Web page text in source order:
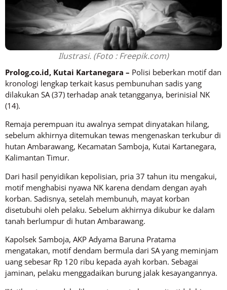
Ilustrasi. (Foto : Freepik.com)
Prolog.co.id, Kutai Kartanegara – Polisi beberkan motif dan
kronologi lengkap terkait kasus pembunuhan sadis yang
dilakukan SA (37) terhadap anak tetangganya, berinisial NK
(14).
Remaja perempuan itu awalnya sempat dinyatakan hilang,
sebelum akhirnya ditemukan tewas mengenaskan terkubur di
hutan Ambarawang, Kecamatan Samboja, Kutai Kartanegara,
Kalimantan Timur.
Dari hasil penyidikan kepolisian, pria 37 tahun itu mengakui,
motif menghabisi nyawa NK karena dendam dengan ayah
korban. Sadisnya, setelah membunuh, mayat korban
disetubuhi oleh pelaku. Sebelum akhirnya dikubur ke dalam
tanah berlumpur di hutan Ambarawang.
Kapolsek Samboja, AKP Adyama Baruna Pratama
mengatakan, motif dendam bermula dari SA yang meminjam
uang sebesar Rp 120 ribu kepada ayah korban. Sebagai
jaminan, pelaku menggadaikan burung jalak kesayangannya.